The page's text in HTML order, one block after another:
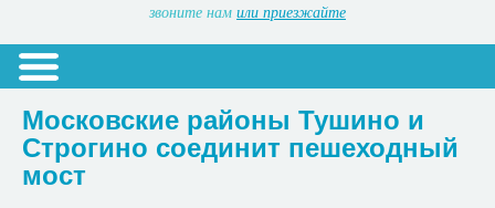
звоните нам или приезжайте
Московские районы Тушино и
Строгино соединит пешеходный
мост